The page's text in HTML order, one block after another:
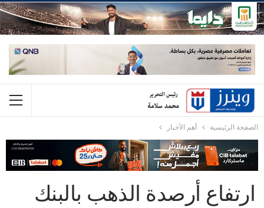
الصفحة الرئيسية أهم الأخبار
ارتفاع أرصدة الذهب بالبنك